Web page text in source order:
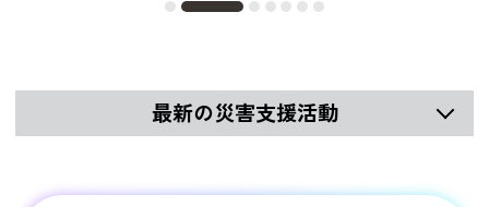
最新の災害支援活動
でもサポート号」による支援を実施